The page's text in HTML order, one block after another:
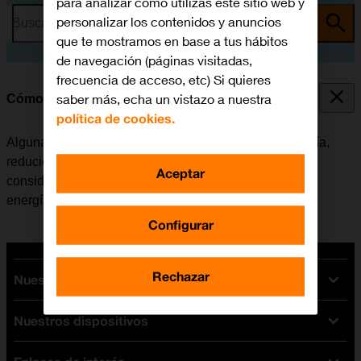
Busca por problema o tema
Cómo ahorrar batería
Algunas funciones de la tablet consumen mucha batería,
reduciendo así la autonomía del dispositivo
considerablemente. Se puede reducir el consumo de
energía, desactivando estas funciones.
Nuestras tarifas
Tarifas Orange
Tarifas fibra y móvil
Nuestros dispositivos
personalizar los contenidos y anuncios
que te mostramos en base a tus hábitos
de navegación (páginas visitadas,
frecuencia de acceso, etc) Si quieres
saber más, echa un vistazo a nuestra
política de cookies.
Configurar
Rechazar
Aceptar